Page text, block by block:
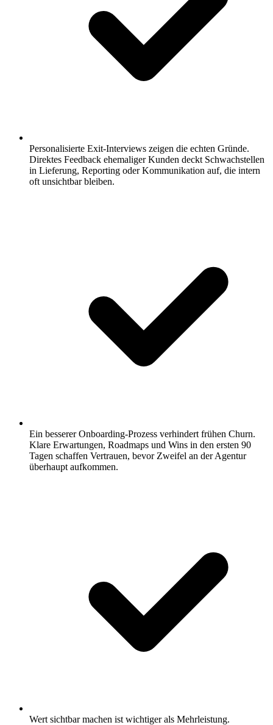
Personalisierte Exit-Interviews zeigen die echten Gründe.
Direktes Feedback ehemaliger Kunden deckt Schwachstellen
in Lieferung, Reporting oder Kommunikation auf, die intern
oft unsichtbar bleiben.
Ein besserer Onboarding-Prozess verhindert frühen Churn.
Klare Erwartungen, Roadmaps und Wins in den ersten 90
Tagen schaffen Vertrauen, bevor Zweifel an der Agentur
überhaupt aufkommen.
Wert sichtbar machen ist wichtiger als Mehrleistung.